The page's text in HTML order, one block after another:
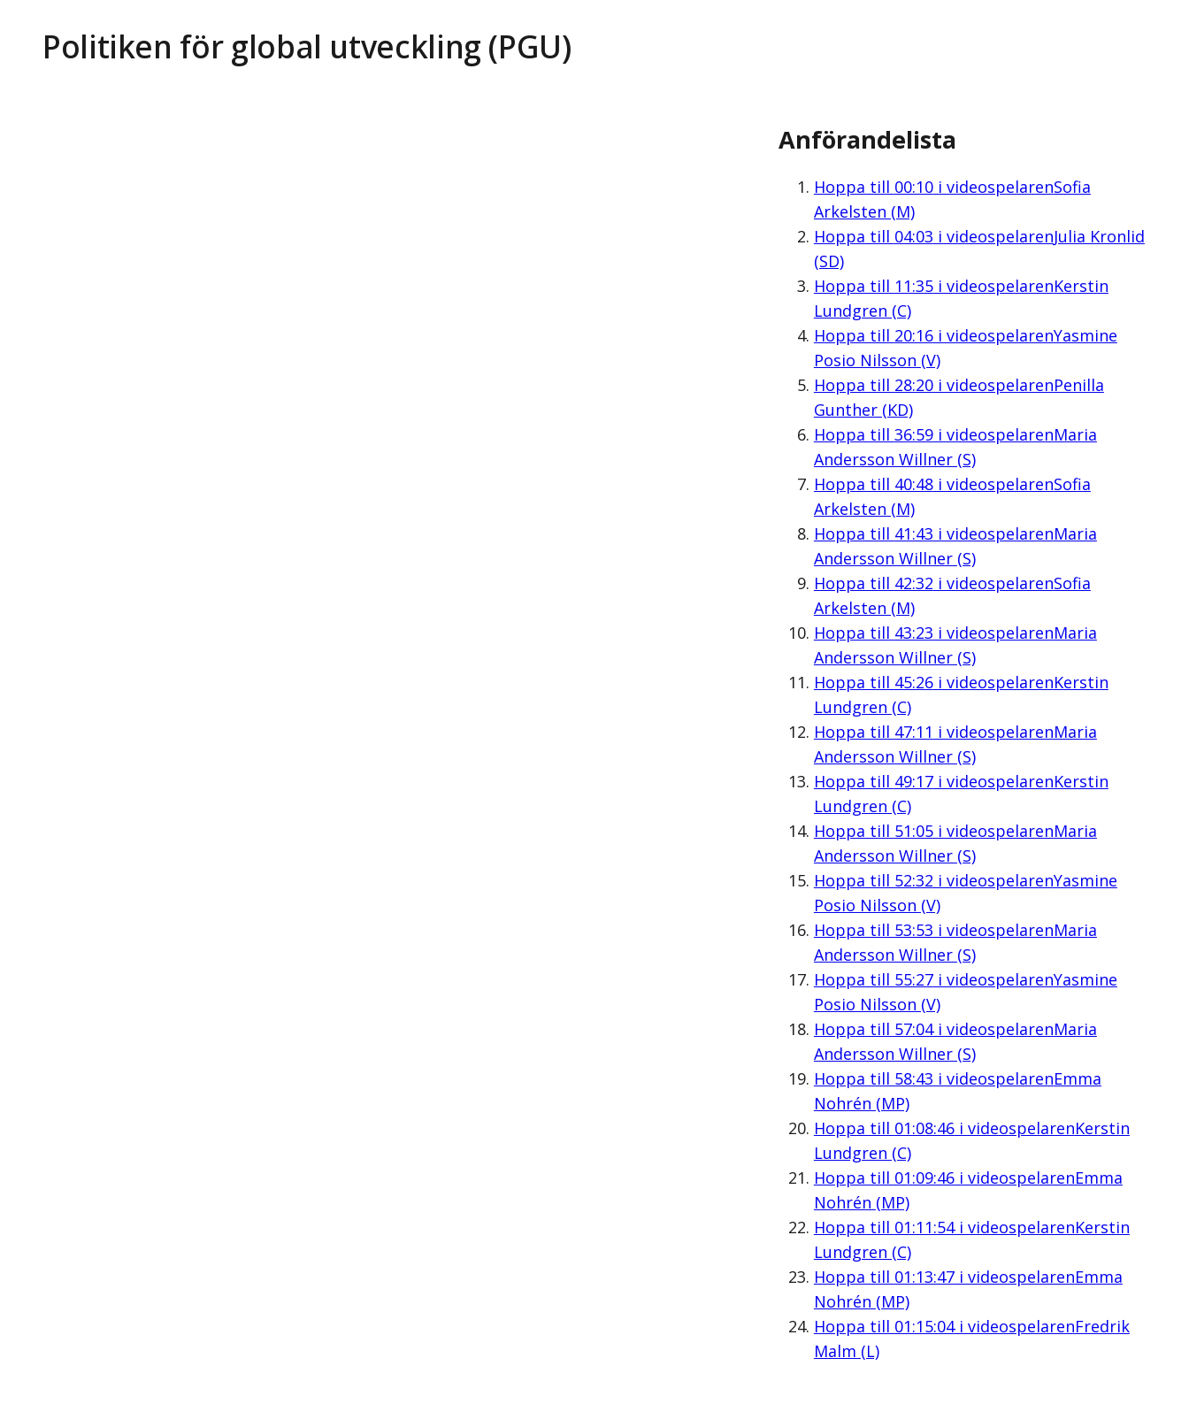
Politiken för global utveckling (PGU)
Anförandelista
Hoppa till 00:10i videospelarenSofia
Arkelsten (M)
Hoppa till 04:03 i videospelarenJulia Kronlid
(SD)
Hoppa till 11:35i videospelarenKerstin
Lundgren (C)
Hoppa till 20:16i videospelarenYasmine
Posio Nilsson (V)
Hoppa till 28:20i videospelarenPenilla
Gunther (KD)
Hoppa till 36:59i videospelarenMaria
Andersson Willner (S)
Hoppa till 40:48i videospelarenSofia
Arkelsten (M)
Hoppa till 41:43 i videospelarenMaria
Andersson Willner (S)
Hoppa till 42:32 i videospelarenSofia
Arkelsten (M)
Hoppa till 43:23 i videospelarenMaria
Andersson Willner (S)
Hoppa till 45:26i videospelarenKerstin
Lundgren (C)
Hoppa till 47:11 i videospelarenMaria
Andersson Willner (S)
Hoppa till 49:17i videospelarenKerstin
Lundgren (C)
Hoppa till 51:05i videospelarenMaria
Andersson Willner (S)
Hoppa till 52:32 i videospelarenYasmine
Posio Nilsson (V)
Hoppa till 53:53 i videospelarenMaria
Andersson Willner (S)
Hoppa till 55:27i videospelarenYasmine
Posio Nilsson (V)
Hoppa till 57:04i videospelarenMaria
Andersson Willner (S)
Hoppa till 58:43 i videospelarenEmma
Nohrén (MP)
Hoppa till 01:08:46i videospelarenKerstin
Lundgren (C)
Hoppa till 01:09:46i videospelarenEmma
Nohrén (MP)
Hoppa till 01:11:54i videospelarenKerstin
Lundgren (C)
Hoppa till 01:13:47i videospelarenEmma
Nohrén (MP)
Hoppa till 01:15:04i videospelarenFredrik
Malm (L)